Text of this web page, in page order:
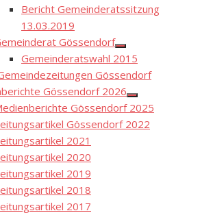
Bericht Gemeinderatssitzung
13.03.2019
Gössendorf
Show
sub
menu
Gemeinderatswahl 2015
Gössendorf
Gössendorf 2026
Show
sub
menu
Gössendorf 2025
Gössendorf 2022
2021
2020
2019
2018
2017